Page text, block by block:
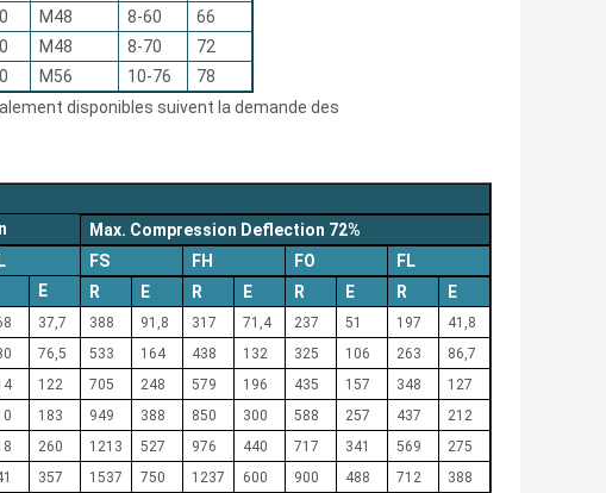
M48 8-60
66
M48 8-70
72
M56 10-76
78
disponibles suivent la demande des
Max. Compression Deflection 72%
FS FH FO
FL
E R E R E R E R E
37,7 388 91,8 317 71,4 237 51 197
41,8
76,5 533 164 438 132 325 106 263
86,7
122 705 248 579 196 435 157 348
127
183 949 388 850 300 588 257 437
212
260 1213 527 976 440 717 341 569
275
357 1537 750 1237 600 900 488 712 388